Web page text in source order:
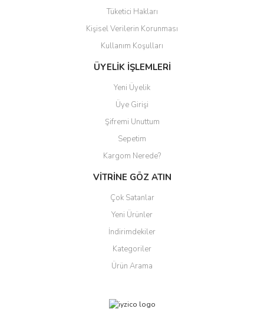
Gönder
Tüketici Hakları
Kişisel Verilerin Korunması
Kullanım Koşulları
ÜYELİK İŞLEMLERİ
Yeni Üyelik
Üye Girişi
Şifremi Unuttum
Sepetim
Kargom Nerede?
VİTRİNE GÖZ ATIN
Çok Satanlar
Yeni Ürünler
İndirimdekiler
Kategoriler
Ürün Arama